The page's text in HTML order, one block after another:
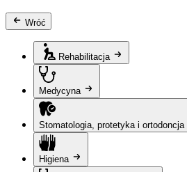
Wróć
Rehabilitacja
Medycyna
Stomatologia, protetyka i ortodoncja
Higiena